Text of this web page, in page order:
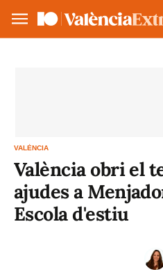
VALÈNCIA
València obri el
ajudes a
Escola d'estiu